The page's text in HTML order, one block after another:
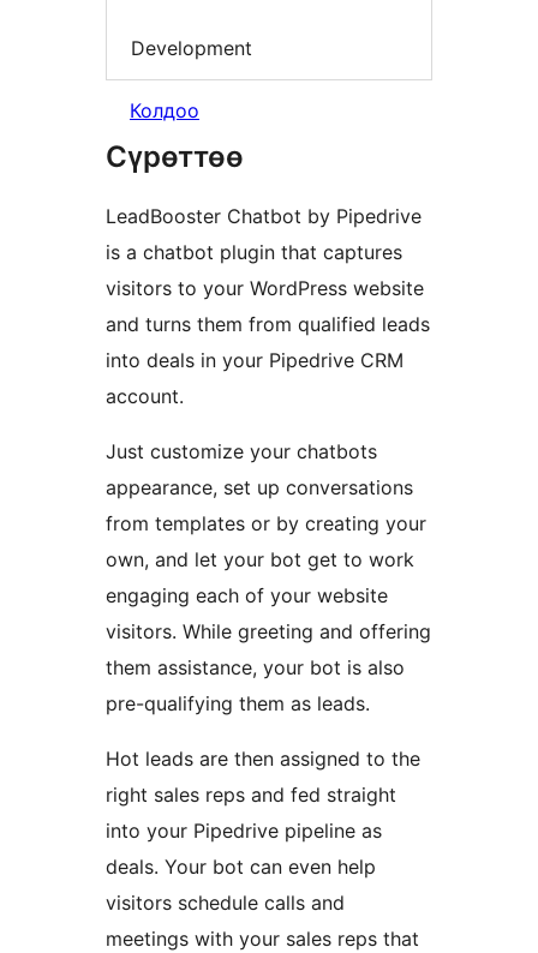
Development
Колдоо
Сүрөттөө
LeadBooster Chatbot by Pipedrive
is a chatbot plugin that captures
visitors to your WordPress website
and turns them from qualified leads
into deals in your Pipedrive CRM
account.
Just customize your chatbots
appearance, set up conversations
from templates or by creating your
own, and let your bot get to work
engaging each of your website
visitors. While greeting and offering
them assistance, your bot is also
pre-qualifying them as leads.
Hot leads are then assigned to the
right sales reps and fed straight
into your Pipedrive pipeline as
deals. Your bot can even help
visitors schedule calls and
meetings with your sales reps that